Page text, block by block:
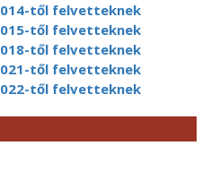
től felvetteknek
től felvetteknek
től felvetteknek
től felvetteknek
től felvetteknek